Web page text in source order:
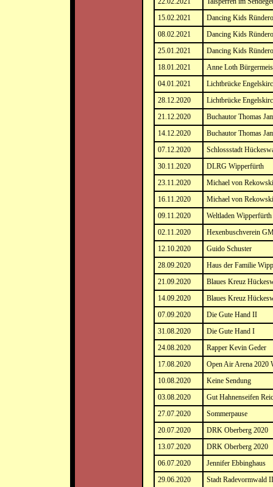
15.02.2021
Dancing Kids
08.02.2021
Dancing Kids
25.01.2021
Dancing Kids
18.01.2021
Anne Loth
04.01.2021
Lichtbrücke
28.12.2020
Lichtbrücke
21.12.2020
Buchautor Thomas
14.12.2020
Buchautor Thomas
07.12.2020
Schlossstadt
30.11.2020
DLRG Wipperfürth
23.11.2020
Michael von Rekowski
16.11.2020
Michael von Rekowski
09.11.2020
Weltladen Wipperfürth
02.11.2020
Hexenbuschverein
12.10.2020
Guido Schuster
28.09.2020
Haus der Familie
21.09.2020
Blaues Kreuz
14.09.2020
Blaues Kreuz
07.09.2020
Die Gute Hand II
31.08.2020
Die Gute Hand I
24.08.2020
Rapper Kevin Geder
17.08.2020
Open Air Arena 2020
10.08.2020
Keine Sendung
03.08.2020
Gut Hahnenseifen
27.07.2020
Sommerpause
20.07.2020
DRK Oberberg 2020
13.07.2020
DRK Oberberg 2020
06.07.2020
Jennifer Ebbinghaus
29.06.2020
Stadt Radevormwald II